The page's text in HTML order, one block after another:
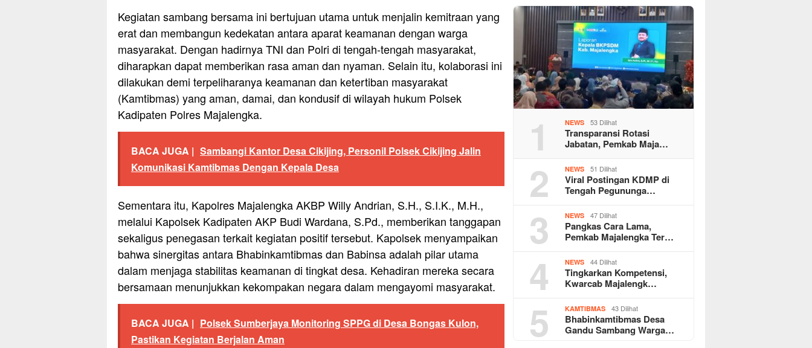
Kegiatan sambang bersama ini bertujuan utama untuk menjalin kemitraan yang
erat dan membangun kedekatan antara aparat keamanan dengan warga
masyarakat. Dengan hadirnya TNI dan Polri di tengah-tengah masyarakat,
diharapkan dapat memberikan rasa aman dan nyaman. Selain itu, kolaborasi ini
dilakukan demi terpeliharanya keamanan dan ketertiban masyarakat
(Kamtibmas) yang aman, damai, dan kondusif di wilayah hukum Polsek
Kadipaten Polres Majalengka.
BACA JUGA | Sambangi Kantor Desa Cikijing, Personil Polsek Cikijing Jalin
Komunikasi Kamtibmas Dengan Kepala Desa
Sementara itu, Kapolres Majalengka AKBP Willy Andrian, S.H., S.I.K., M.H.,
melalui Kapolsek Kadipaten AKP Budi Wardana, S.Pd., memberikan tanggapan
sekaligus penegasan terkait kegiatan positif tersebut. Kapolsek menyampaikan
bahwa sinergitas antara Bhabinkamtibmas dan Babinsa adalah pilar utama
dalam menjaga stabilitas keamanan di tingkat desa. Kehadiran mereka secara
bersamaan menunjukkan kekompakan negara dalam mengayomi masyarakat.
BACA JUGA | Polsek Sumberjaya Monitoring SPPG di Desa Bongas Kulon,
Pastikan Kegiatan Berjalan Aman
1 NEWS 53 Dilihat
Transparansi Rotasi
Jabatan, Pemkab Maja…
2 NEWS 51 Dilihat
Viral Postingan KDMP di
Tengah Pegununga…
3 NEWS 47 Dilihat
Pangkas Cara Lama,
Pemkab Majalengka Ter…
4 NEWS 44 Dilihat
Tingkarkan Kompetensi,
Kwarcab Majalengk…
5 KAMTIBMAS 43 Dilihat
Bhabinkamtibmas Desa
Gandu Sambang Warga…